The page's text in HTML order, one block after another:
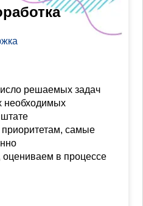
решаемых задач
необходимых
самые
оцениваем в процессе